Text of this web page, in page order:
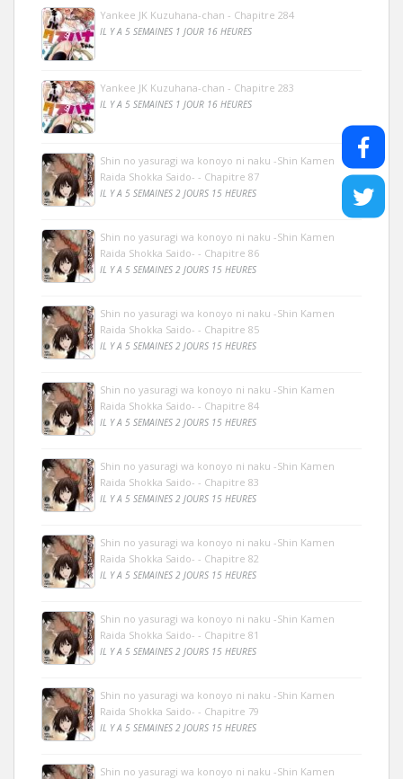
Yankee JK Kuzuhana-chan - Chapitre 284
IL Y A 5 SEMAINES 1 JOUR 16 HEURES
Yankee JK Kuzuhana-chan - Chapitre 283
IL Y A 5 SEMAINES 1 JOUR 16 HEURES
Shin no yasuragi wa konoyo ni naku -Shin Kamen
Raida Shokka Saido- - Chapitre 87
IL Y A 5 SEMAINES 2 JOURS 15 HEURES
Shin no yasuragi wa konoyo ni naku -Shin Kamen
Raida Shokka Saido- - Chapitre 86
IL Y A 5 SEMAINES 2 JOURS 15 HEURES
Shin no yasuragi wa konoyo ni naku -Shin Kamen
Raida Shokka Saido- - Chapitre 85
IL Y A 5 SEMAINES 2 JOURS 15 HEURES
Shin no yasuragi wa konoyo ni naku -Shin Kamen
Raida Shokka Saido- - Chapitre 84
IL Y A 5 SEMAINES 2 JOURS 15 HEURES
Shin no yasuragi wa konoyo ni naku -Shin Kamen
Raida Shokka Saido- - Chapitre 83
IL Y A 5 SEMAINES 2 JOURS 15 HEURES
Shin no yasuragi wa konoyo ni naku -Shin Kamen
Raida Shokka Saido- - Chapitre 82
IL Y A 5 SEMAINES 2 JOURS 15 HEURES
Shin no yasuragi wa konoyo ni naku -Shin Kamen
Raida Shokka Saido- - Chapitre 81
IL Y A 5 SEMAINES 2 JOURS 15 HEURES
Shin no yasuragi wa konoyo ni naku -Shin Kamen
Raida Shokka Saido- - Chapitre 79
IL Y A 5 SEMAINES 2 JOURS 15 HEURES
Shin no yasuragi wa konoyo ni naku -Shin Kamen